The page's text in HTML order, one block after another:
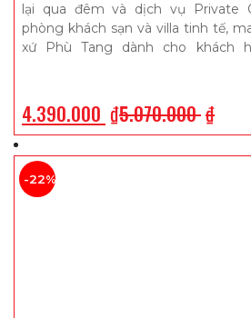
lại qua đêm và dịch vụ Private
phòng khách sạn và villa tinh tế,
xứ Phù Tang dành cho khách
4.390.000 ₫5.070.000₫
-22%